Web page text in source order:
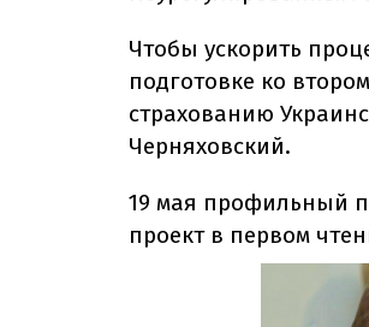
Чтобы ускорить
подготовке ко
страхованию
Черняховский.
19 мая профильный
проект в первом